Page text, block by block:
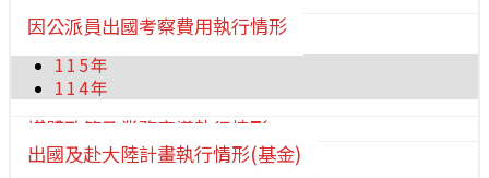
因公派員出國考察費用執行情形
115年
114年
媒體政策及業務宣導執行情形
出國及赴大陸計畫執行情形(基金)